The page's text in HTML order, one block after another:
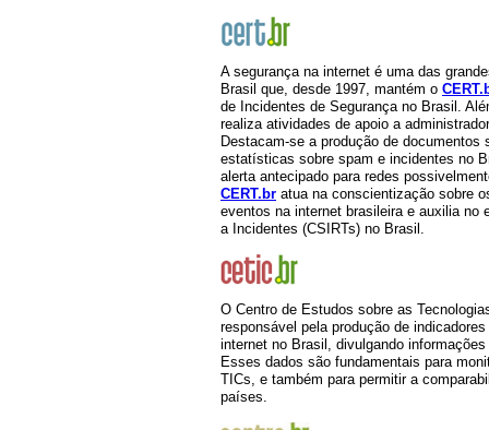
A segurança na internet é uma das
Brasil que, desde 1997, mantém o
de Incidentes de Segurança no Brasil.
realiza atividades de apoio a
Destacam-se a produção de
estatísticas sobre spam e incidentes no
alerta antecipado para redes
CERT.br atua na conscientização sobre
eventos na internet brasileira e auxilia no
a Incidentes (CSIRTs) no Brasil.
O Centro de Estudos sobre as
responsável pela produção de
internet no Brasil, divulgando
Esses dados são fundamentais para
TICs, e também para permitir a
países.